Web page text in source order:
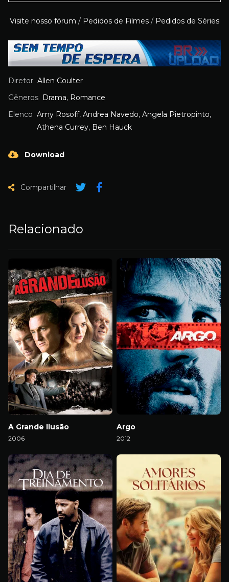
Visite nosso fórum / Pedidos de Filmes / Pedidos de Séries
Diretor Allen Coulter
Gêneros
Drama, Romance
Elenco Amy Rosoff, Andrea Navedo, Angela Pietropinto,
Athena Currey, Ben Hauck
Download
Compartilhar
Relacionado
A Grande Ilusão
2006
Argo
2012